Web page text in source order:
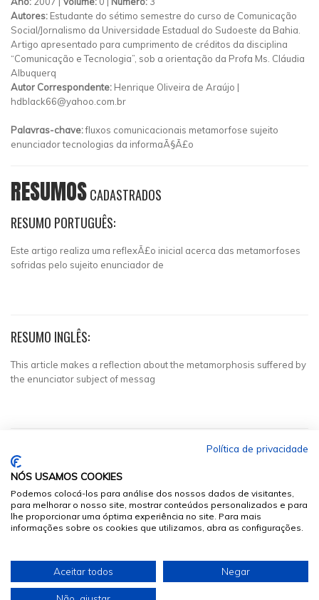
Autores: Estudante do sétimo semestre do curso de Comunicação
Social/Jornalismo da Universidade Estadual do Sudoeste da Bahia.
Artigo apresentado para cumprimento de créditos da disciplina
“Comunicação e Tecnologia”, sob a orientação da Profa Ms. Cláudia
Albuquerq
Autor Correspondente: Henrique Oliveira de Araújo |
hdblack66@yahoo.com.br
Palavras-chave:fluxos comunicacionais metamorfose sujeito
enunciador tecnologias da informaÃ§Ã£o
RESUMOSCADASTRADOS
RESUMO PORTUGUÊS:
Este artigo realiza uma reflexÃ£o inicial acerca das metamorfoses
sofridas pelo sujeito enunciador de
RESUMO INGLÊS:
This article makes a reflection about the metamorphosis suffered by
the enunciator subject of messag
© 2026 Sumários.org
. Todos os Direitos Reservados
Desenvolvido por
Política de privacidade
NÓS USAMOS COOKIES
Podemos colocá-los para análise dos nossos dados de visitantes,
para melhorar o nosso site, mostrar conteúdos personalizados e para
lhe proporcionar uma óptima experiência no site. Para mais
informações sobre os cookies que utilizamos, abra as configurações.
Aceitar todos Negar